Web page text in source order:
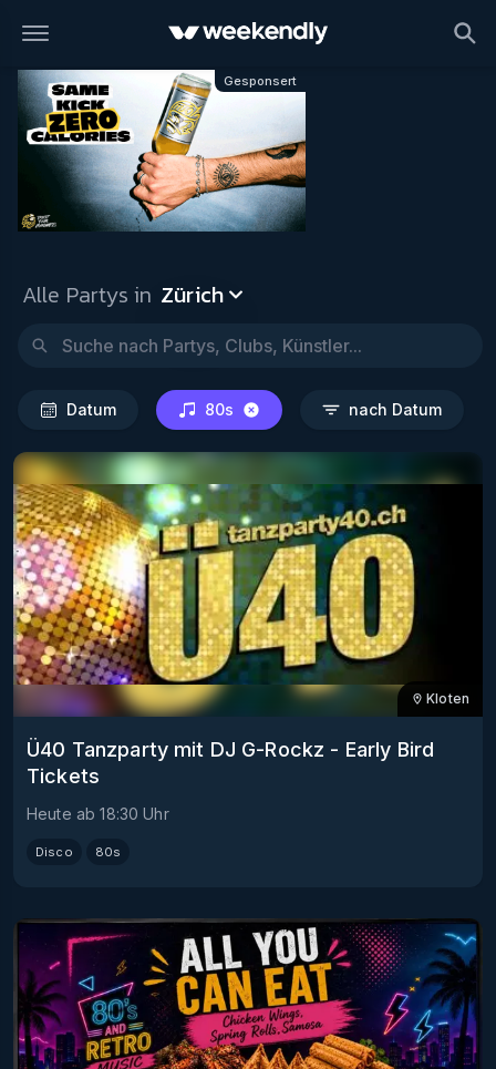
Gesponsert
Alle Partys in Zürich
Datum 80s nach
Datum 80s nach Datum
Kloten
Ü40 Tanzparty mit DJ G-Rockz - Early Bird
Tickets
Heute ab 18:30 Uhr
Disco 80s